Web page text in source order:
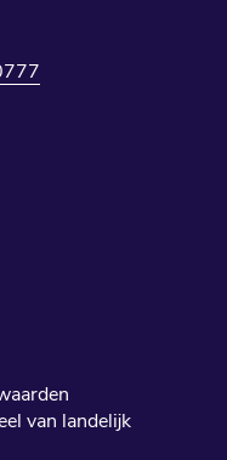
van landelijk